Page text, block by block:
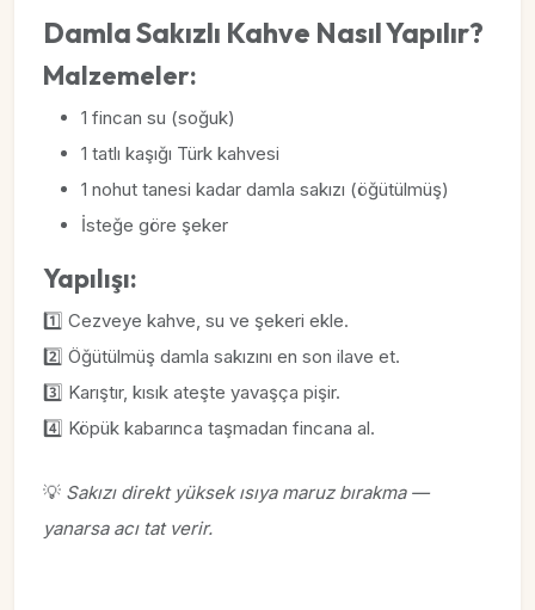
Damla Sakızlı Kahve Nasıl Yapılır?
Malzemeler:
1 fincan su (soğuk)
1 tatlı kaşığı Türk kahvesi
1 nohut tanesi kadar damla sakızı (öğütülmüş)
İsteğe göre şeker
Yapılışı:
1️⃣ Cezveye kahve, su ve şekeri ekle.
2️⃣ Öğütülmüş damla sakızını en son ilave et.
3️⃣ Karıştır, kısık ateşte yavaşça pişir.
4️⃣ Köpük kabarınca taşmadan fincana al.
💡 Sakızı direkt yüksek ısıya maruz bırakma —
yanarsa acı tat verir.